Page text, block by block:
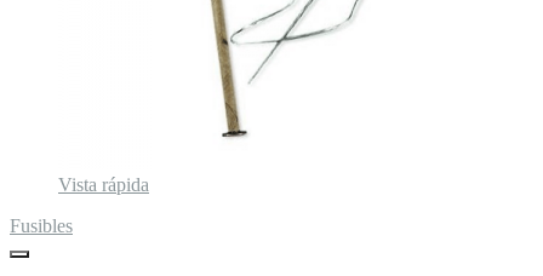
Vista rápida
Fusibles